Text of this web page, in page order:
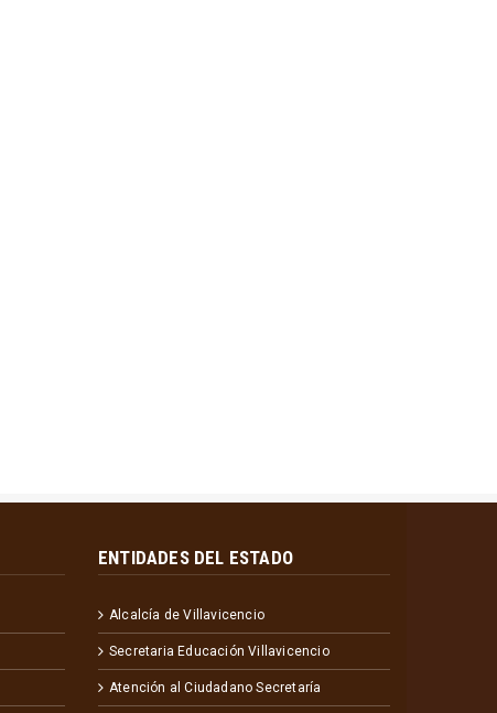
ENTIDADES DEL ESTADO
Alcalcía de Villavicencio
Secretaria Educación Villavicencio
Atención al Ciudadano Secretaría